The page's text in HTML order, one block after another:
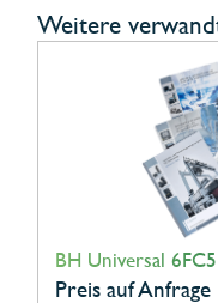
Weitere
BH Universal
Preis auf Anfrage